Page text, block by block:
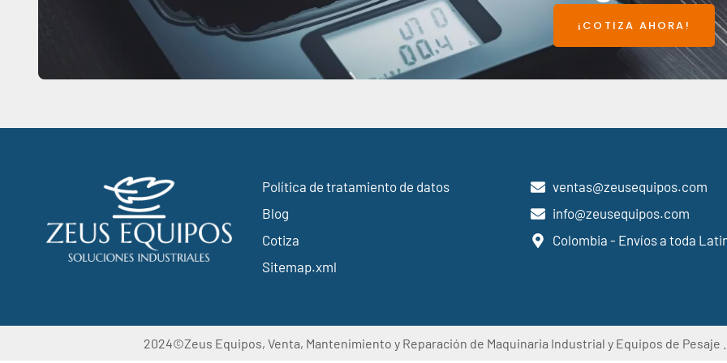
¡COTIZA AHORA!
Política de tratamiento de datos
Blog
Cotiza
Sitemap.xml
ventas@zeusequipos.com
info@zeusequipos.com
Colombia - Envíos a toda
2024©Zeus Equipos, Venta, Mantenimiento y Reparación de Maquinaria Industrial y Equipos de Pesaje